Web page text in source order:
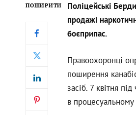
ПОШИРИТИ
Поліцейські
продажі
боєприпас.
Правоохоронці
поширення
засіб. 7 квітня
в